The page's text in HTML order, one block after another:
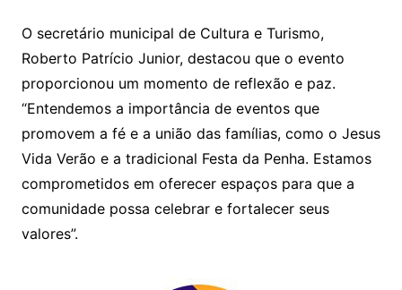
O secretário municipal de Cultura e Turismo,
Roberto Patrício Junior, destacou que o evento
proporcionou um momento de reflexão e paz.
“Entendemos a importância de eventos que
promovem a fé e a união das famílias, como o Jesus
Vida Verão e a tradicional Festa da Penha. Estamos
comprometidos em oferecer espaços para que a
comunidade possa celebrar e fortalecer seus
valores”.